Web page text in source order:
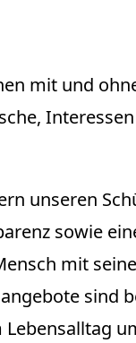
mit und
unseren
sowie
mit
sind